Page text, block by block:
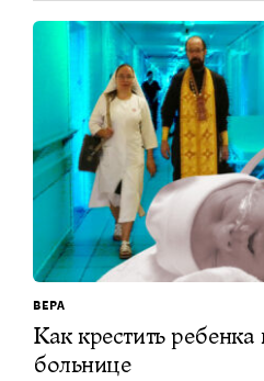
ВЕРА
Как крестить
больнице